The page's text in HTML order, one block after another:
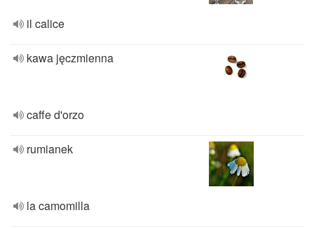
il calice
kawa jęczmienna
caffe d'orzo
rumianek
la camomilla